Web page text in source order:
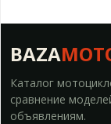
BAZA
Каталог
сравнение
объявлениям.